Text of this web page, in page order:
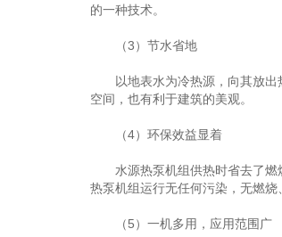
的一种技术。
（3）节水省地
以地表水为冷热源，向其放出热
空间，也有利于建筑的美观。
（4）环保效益显着
水源热泵机组供热时省去了燃煤
热泵机组运行无任何污染，无燃
（5）一机多用，应用范围广